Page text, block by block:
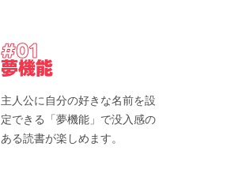
#01
夢機能
主人公に自分の好きな名前を設
定できる「夢機能」で没入感の
ある読書が楽しめます。